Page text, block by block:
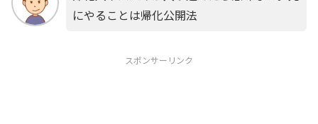
にやることは帰化公開法
スポンサーリンク